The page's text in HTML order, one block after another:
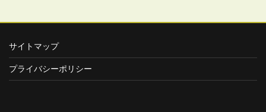
サイトマップ
プライバシーポリシー